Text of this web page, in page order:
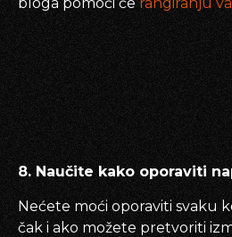
8. Naučite kako oporaviti
Nećete moći oporaviti svaku
čak i ako možete pretvoriti